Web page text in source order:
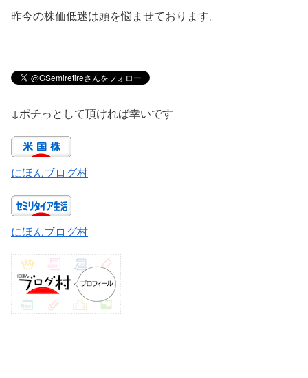
昨今の株価低迷は頭を悩ませております。
↓ポチっとして頂ければ幸いです
にほんブログ村
にほんブログ村